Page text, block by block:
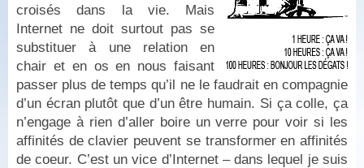
croisés dans la vie. Mais
Internet ne doit surtout pas se
substituer à une relation en
chair et en os en nous faisant
passer plus de temps qu’il ne le faudrait en compagnie
d’un écran plutôt que d’un être humain. Si ça colle, ça
n’engage à rien d’aller boire un verre pour voir si les
affinités de clavier peuvent se transformer en affinités
de coeur. C’est un vice d’Internet – dans lequel je suis